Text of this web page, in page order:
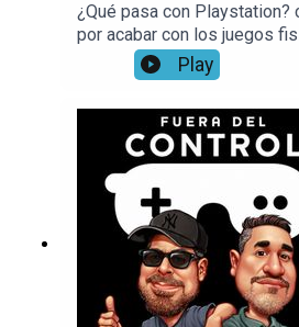
¿Qué pasa con Playstation?
por acabar con los juegos
hablamos sobre el uso de la
videojuegos, y nuestro tema
¿Realmente los gráficos
algo que explicamos con la
de los programadores
Play